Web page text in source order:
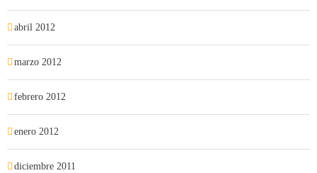
abril 2012
marzo 2012
febrero 2012
enero 2012
diciembre 2011